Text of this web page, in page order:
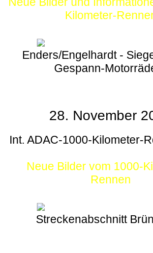
Kilometer-
Enders/Engelhardt -
Gespann-
28. November
Int. ADAC-1000-Kilometer-
Neue Bilder vom 1000-
Rennen
Streckenabschnitt